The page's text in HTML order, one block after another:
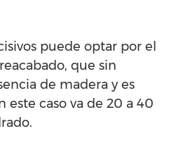
puede optar por el
que sin
de madera y es
este caso va de 20 a 40